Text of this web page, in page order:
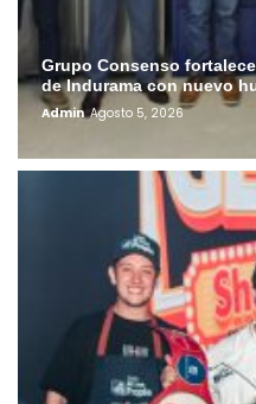
Grupo Consenso
de Indurama con nuevo
Admin Agosto 5, 2026